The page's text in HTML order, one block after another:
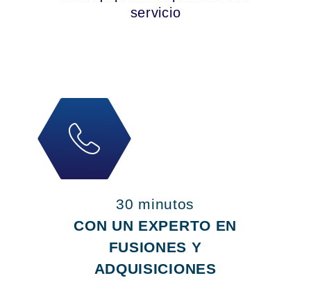
servicio
30 minutos
CON UN EXPERTO EN
FUSIONES Y
ADQUISICIONES